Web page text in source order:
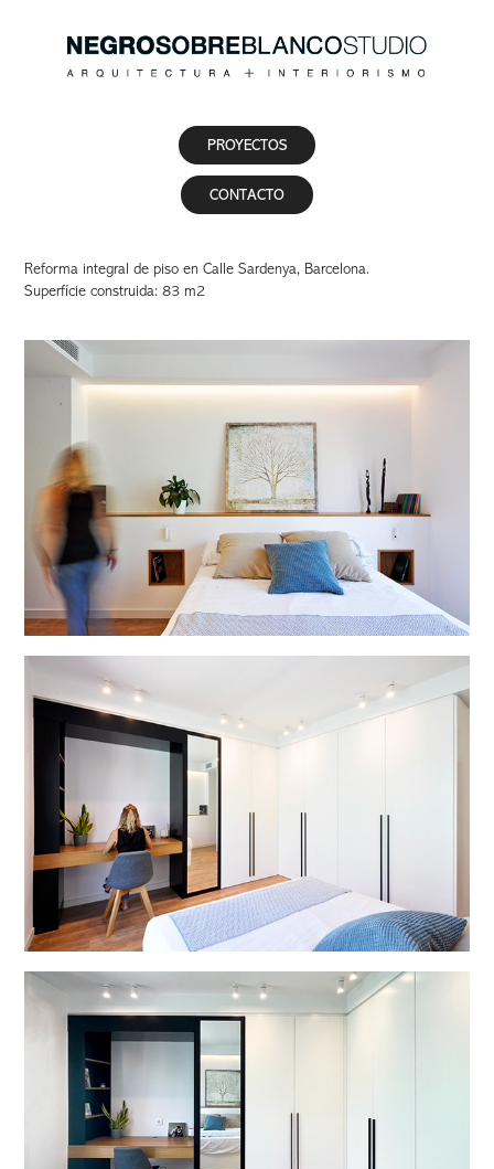
PROYECTOS
CONTACTO
Reforma integral de piso en Calle Sardenya, Barcelona.
Superfície construida: 83 m2